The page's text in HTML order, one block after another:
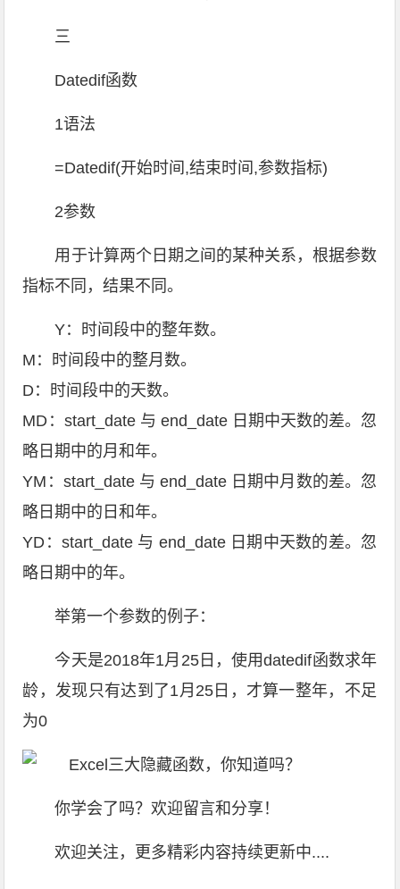
三
Datedif函数
1语法
=Datedif(开始时间,结束时间,参数指标)
2参数
用于计算两个日期之间的某种关系，根据参数
指标不同，结果不同。
Y：时间段中的整年数。
M：时间段中的整月数。
D：时间段中的天数。
MD：start_date 与 end_date 日期中天数的差。忽
略日期中的月和年。
YM：start_date 与 end_date 日期中月数的差。忽
略日期中的日和年。
YD：start_date 与 end_date 日期中天数的差。忽
略日期中的年。
举第一个参数的例子：
今天是2018年1月25日，使用datedif函数求年
龄，发现只有达到了1月25日，才算一整年，不足
为0
你学会了吗？欢迎留言和分享！
欢迎关注，更多精彩内容持续更新中....